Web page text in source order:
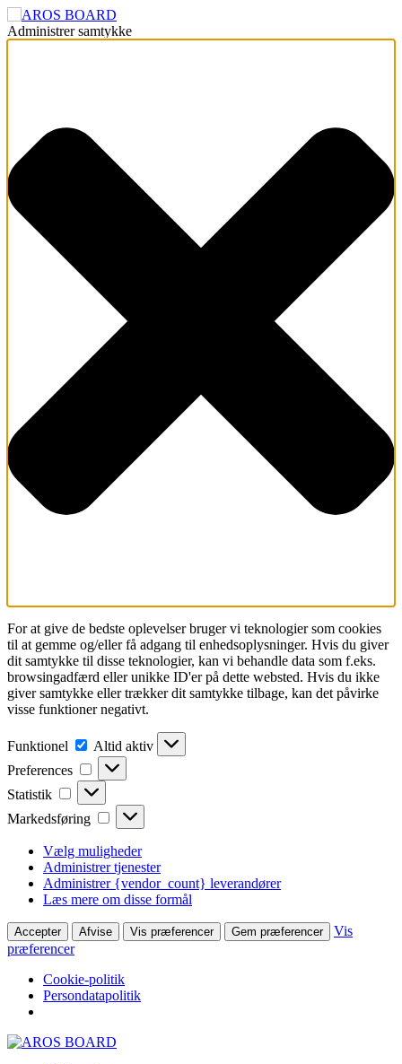
Administrer samtykke
For at give de bedste oplevelser bruger vi teknologier som cookies
til at gemme og/eller få adgang til enhedsoplysninger. Hvis du giver
dit samtykke til disse teknologier, kan vi behandle data som f.eks.
browsingadfærd eller unikke ID'er på dette websted. Hvis du ikke
giver samtykke eller trækker dit samtykke tilbage, kan det påvirke
visse funktioner negativt.
Funktionel Funktionel
Altid aktiv
Preferences
Preferences
Statistik Statistik
Markedsføring Markedsføring
Vælg muligheder
Administrer tjenester
Administrer {vendor_count} leverandører
Læs mere om disse formål
Accepter Afvise Vis præferencer Gem præferencer
Vis
præferencer
Cookie-politik
Persondatapolitik
Skip